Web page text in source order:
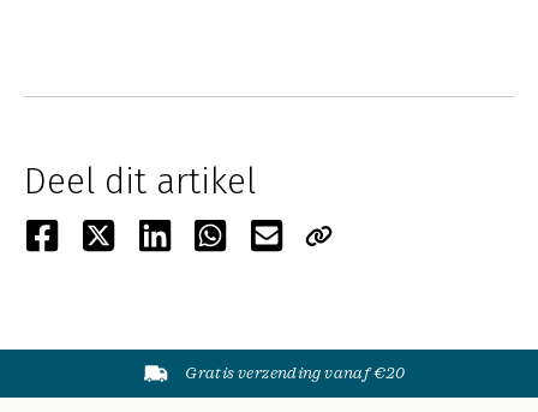
Deel dit artikel
Gratis verzending vanaf €20